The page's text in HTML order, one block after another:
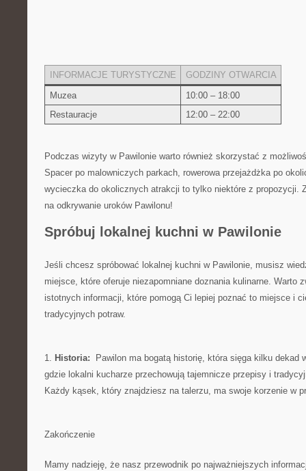
INFORMACJE TURYSTYCZNE
GODZINY OTWARCIA
Muzea
10:00⁣ – 18:00
Restauracje
12:00 – ​22:00
Podczas wizyty w Pawilonie‍ warto również skorzystać z
⁣Spacer po malowniczych parkach, rowerowa przejażdżka ⁣po⁢
wycieczka do okolicznych atrakcji⁢ to⁣ tylko‌ niektóre⁣ z ‌propozycji.
na odkrywanie uroków Pawilonu!
Spróbuj⁤ lokalnej kuchni w‌ Pawilonie
Jeśli chcesz spróbować lokalnej kuchni ⁢w Pawilonie,⁢ musisz
miejsce, które​ oferuje‌ niezapomniane doznania kulinarne. Warto
istotnych informacji, ⁢które pomogą Ci lepiej poznać to miejsce ⁣i
tradycyjnych ⁣potraw.
1. Historia:
Pawilon ​ma ​bogatą historię, która sięga kilku dekad
gdzie ‌lokalni kucharze przechowują ‌tajemnicze‌ przepisy i⁢
Każdy kąsek, który znajdziesz⁤ na talerzu, ma‍ swoje korzenie ⁣w
Zakończenie
Mamy nadzieję, ⁤że nasz ⁢przewodnik po najważniejszych